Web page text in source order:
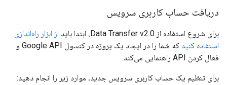
دریافت حساب کاربری سرویس
برای شروع استفاده از Data Transfer v2.0، ابتدا باید
از ابزار راه‌اندازی
استفاده کنید
که شما را در ایجاد یک پروژه در کنسول Google API و
فعال کردن API راهنمایی می‌کند.
برای تنظیم یک حساب کاربری سرویس جدید، موارد زیر را انجام دهید: